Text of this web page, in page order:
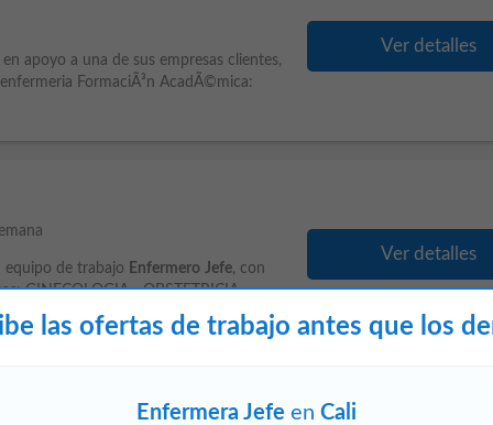
apoyo a una de sus empresas clientes,
FormaciÃ³n AcadÃ©mica:
Ver detalles
equipo de trabajo Enfermero Jefe, con
GINECOLOGIA - OBSTETRICIA
Ver detalles
las ofertas de trabajo antes que los
Enfermera Jefe en Cali